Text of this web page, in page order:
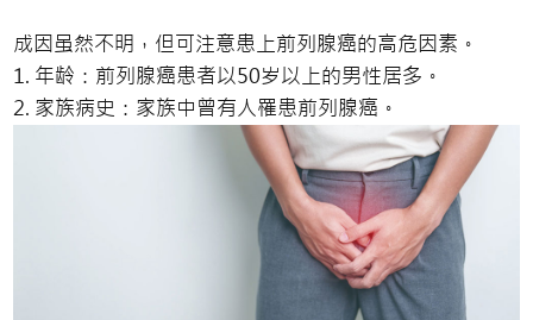
成因虽然不明，但可注意患上前列腺癌的高危因素。
1. 年龄：前列腺癌患者以50岁以上的男性居多。
2. 家族病史：家族中曾有人罹患前列腺癌。